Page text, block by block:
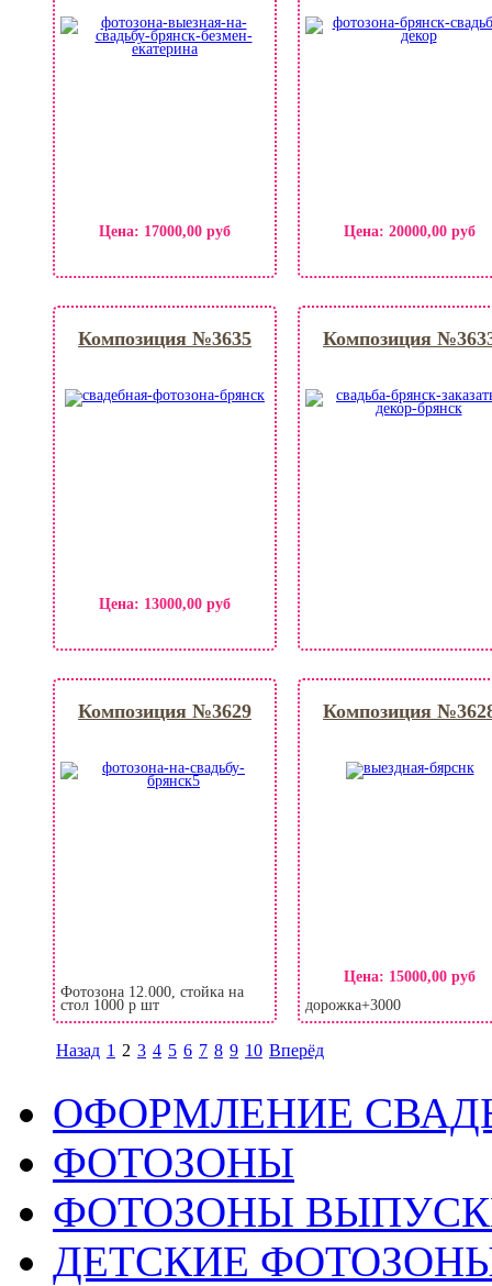
Цена: 17000,00 руб Цена: 20000,00 руб
Композиция №3635
Цена: 13000,00 руб
Композиция
Композиция №3629
Фотозона 12.000, стойка на
стол 1000 р шт
Композиция
Цена: 15000,00 руб
дорожка+3000
Назад 1 2 3 4 5 6 7 8 9 10 Вперёд
ОФОРМЛЕНИЕ
ФОТОЗОНЫ
ФОТОЗОНЫ
ДЕТСКИЕ